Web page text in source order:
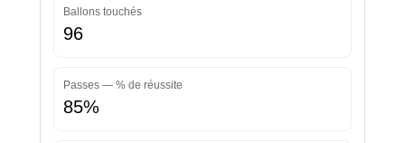
Ballons touchés
96
Passes — % de réussite
85%